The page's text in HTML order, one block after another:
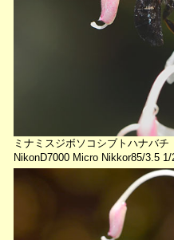
ミナミスジボソコシブトハナバチ
NikonD7000 Micro Nikkor85/3.5